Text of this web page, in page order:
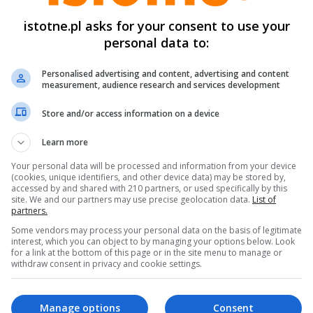
Play
Policjanci nie będą kontaktować się w
telefonicznie, tylko przyjadą do mieszkania
się i okazać legitymację służbową. Poza
policjanta w naszym domu możemy
dzwoniąc pod 112. Pamiętajmy, że
istotne.pl asks for your consent to use your
personal data to:
Personalised advertising and content, advertising and content
measurement, audience research and services development
Store and/or access information on a device
Learn more
Your personal data will be processed and information from your device
(cookies, unique identifiers, and other device data) may be stored by,
accessed by and shared with 210 partners, or used specifically by this
site. We and our partners may use precise geolocation data. List of
partners.
Some vendors may process your personal data on the basis of legitimate
interest, which you can object to by managing your options below. Look
for a link at the bottom of this page or in the site menu to manage or
withdraw consent in privacy and cookie settings.
Consent
Manage options